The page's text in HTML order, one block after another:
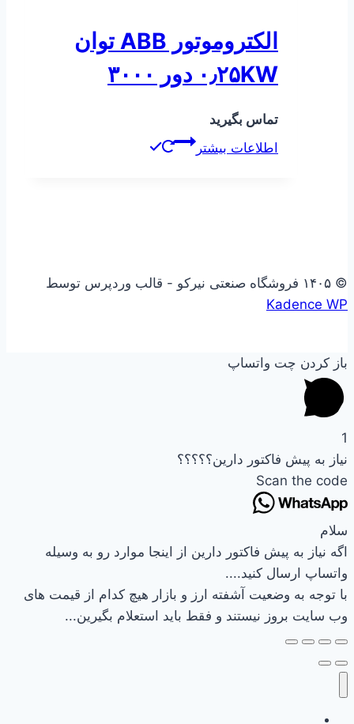
الکتروموتور ABB توان
۰٫۲۵KW دور ۳۰۰۰
تماس بگیرید
اطلاعات بیشتر
© ۱۴۰۵ فروشگاه صنعتی نیرکو - قالب وردپرس توسط
Kadence WP
باز کردن چت واتساپ
1
نیاز به پیش فاکتور دارین؟؟؟؟؟
Scan the code
سلام
اگه نیاز به پیش فاکتور دارین از اینجا موارد رو به وسیله
واتساپ ارسال کنید....
با توجه به وضعیت آشفته ارز و بازار هیچ کدام از قیمت های
وب سایت بروز نیستند و فقط باید استعلام بگیرین...